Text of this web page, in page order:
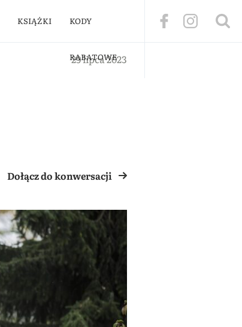
KSIĄŻKI KODY
RABATOWE
29 lipca 2023
Dołącz do konwersacji